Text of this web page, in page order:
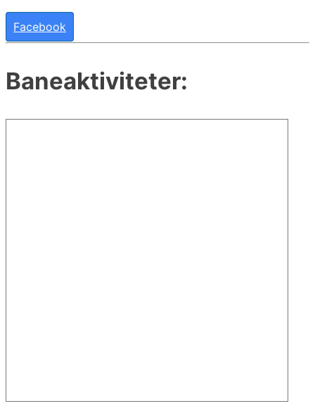
Facebook
Baneaktiviteter: